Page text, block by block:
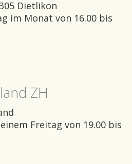
Dietlikon
im Monat von 16.00 bis
ZH
Freitag von 19.00 bis